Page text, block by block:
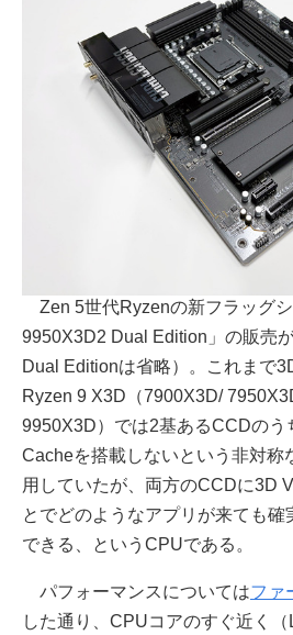
Zen 5世代Ryzenの新フラッグ
9950X3D2 Dual Edition」の販売
Dual Editionは省略）。これまで
Ryzen 9 X3D（7900X3D/
9950X3D）では2基あるCCDのう
Cacheを搭載しないという非対称
用していたが、両方のCCDに3D
とでどのようなアプリが来ても確
できる、というCPUである。
パフォーマンスについてはファ
した通り、CPUコアのすぐ近く